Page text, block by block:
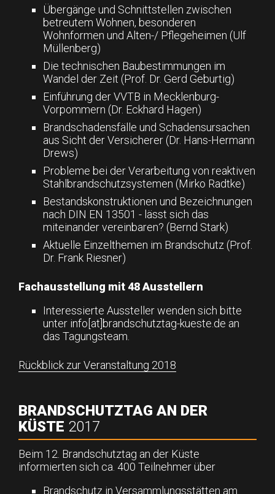
Übergänge und Schnittstellen zwischen
betreutem Wohnen, besonderen
Wohnformen und Alten-/ Pflegeheimen (Ulf
Müllenberg)
Die technischen Baubestimmungen im
Wandel der Zeit (Prof. Dr. Gerd Geburtig)
Einführung der VVTB in Mecklenburg-
Vorpommern (Dr. Eckhard Hagen)
Brandschadensfälle und Schadensursachen
aus Sicht der Versicherer (Dr. Hans-Hermann
Drews)
Probleme bei der Verarbeitung von reaktiven
Stahlbrandschutzsystemen (Mirko Radtke)
Bestandskonstruktionen und Bezeichnungen
nach DIN EN 13501 - lässt sich das
miteinander vereinbaren? (Bernd Stark)
Aktuelle Einzelthemen im Brandschutz (Prof.
Dr. Frank Riesner)
Fachausstellung mit 48 Ausstellern
Interessierte Aussteller wenden sich bitte
unter info[at]brandschutztag-kueste.de an
das Tagungsteam.
Rückblick zur Veranstaltung 2018
BRANDSCHUTZTAG AN DER
KÜSTE 2017
Beim 12. Brandschutztag an der Küste
informierten sich ca. 400 Teilnehmer über
Brandschutz in Versammlungsstätten am